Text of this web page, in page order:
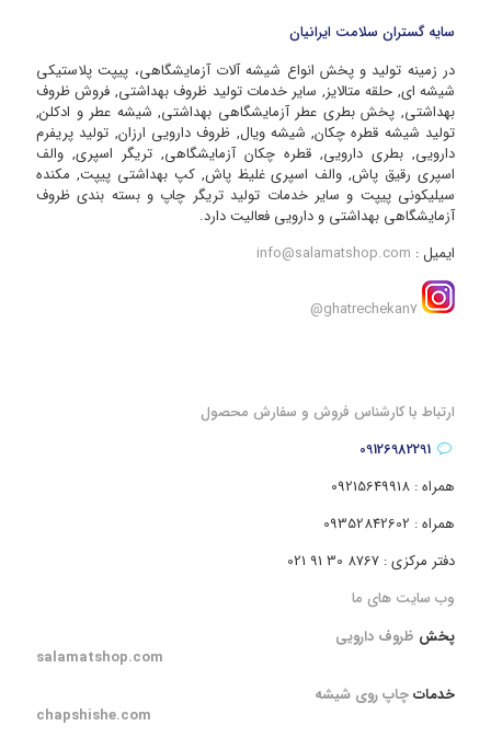
سایه گستران سلامت ایرانیان
در زمینه تولید و پخش انواع شیشه آلات آزمایشگاهی، پیپت پلاستیکی
شیشه ای, حلقه متالایز, سایر خدمات تولید ظروف بهداشتی, فروش ظروف
بهداشتی, پخش بطری عطر آزمایشگاهی بهداشتی, شیشه عطر و ادکلن,
تولید شیشه قطره چکان, شیشه ویال, ظروف دارویی ارزان, تولید پریفرم
دارویی, بطری دارویی, قطره چکان آزمایشگاهی, تریگر اسپری, والف
اسپری رقیق پاش, والف اسپری غلیظ پاش, کپ بهداشتی پیپت, مکنده
سیلیکونی پیپت و سایر خدمات تولید تریگر چاپ و بسته بندی ظروف
آزمایشگاهی بهداشتی و دارویی فعالیت دارد.
ایمیل : info@salamatshop.com
ghatrechekan7@
ارتباط با کارشناس فروش و سفارش محصول
09126982291
همراه : 09215649918
همراه : 09352842602
دفتر مرکزی : 8767 30 91 021
وب سایت های ما
پخش ظروف دارویی
salamatshop.com
خدماتچاپ روی شیشه
chapshishe.com